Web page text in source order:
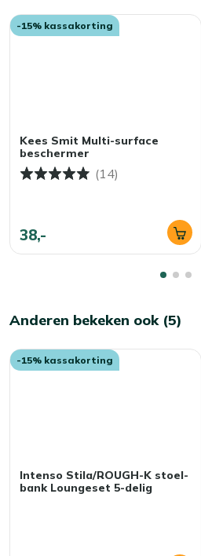
Zelfs bij sneldrogende of
vocht na verloop van tijd zorgen
-15% kassakorting
Kees Smit Multi-surface
beschermer
(14)
38,-
Anderen bekeken ook (5)
-15% kassakorting
Intenso Stila/ROUGH-K stoel-
bank Loungeset 5-delig